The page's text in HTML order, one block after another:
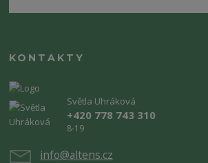
KONTAKTY
Světla Uhráková
+420 778 743 310
8-19
info@altens.cz